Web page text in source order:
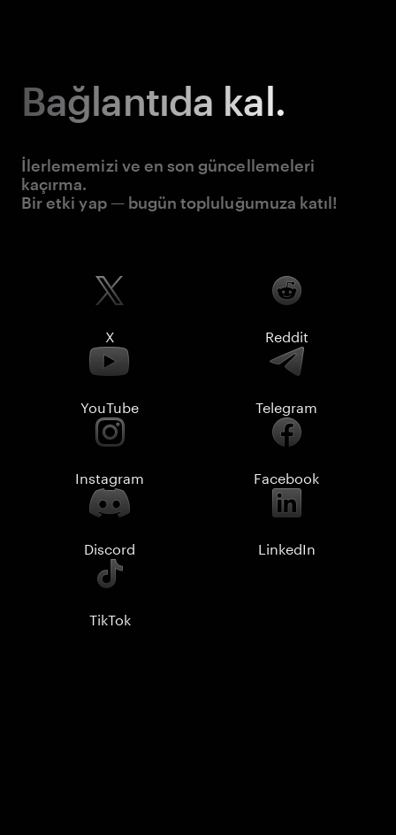
Bağlantıda kal.
İlerlememizi ve en son güncellemeleri
kaçırma.
Bir etki yap — bugün topluluğumuza katıl!
X Reddit
YouTube Telegram
Instagram Facebook
Discord LinkedIn
TikTok